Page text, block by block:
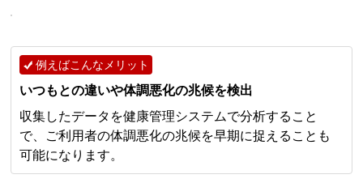
例えばこんなメリット
いつもとの違いや体調悪化の兆候を検出
収集したデータを健康管理システムで分析すること
で、ご利用者の体調悪化の兆候を早期に捉えることも
可能になります。